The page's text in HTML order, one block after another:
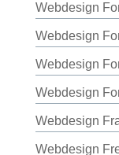
Webdesign
Webdesign
Webdesign
Webdesign
Webdesign
Webdesign